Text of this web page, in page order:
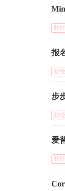
财经
报
财经
步
财经
爱
财经